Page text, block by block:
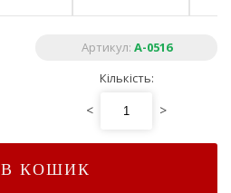
Артикул: A-0516
Кількість:
< >
В КОШИК